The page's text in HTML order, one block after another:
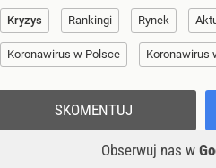
Kryzys Rankingi Rynek
Koronawirus w Polsce Koronawirus
Obserwuj nas w
SKOMENTUJ